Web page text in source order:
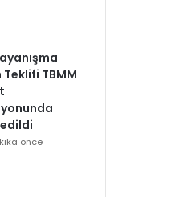
Teklifi TBMM
önce